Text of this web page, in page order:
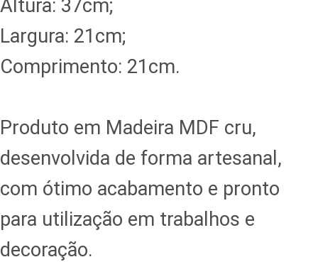
Altura: 37cm;
Largura: 21cm;
Comprimento: 21cm.
Produto em Madeira MDF cru,
desenvolvida de forma artesanal,
com ótimo acabamento e pronto
para utilização em trabalhos e
decoração.